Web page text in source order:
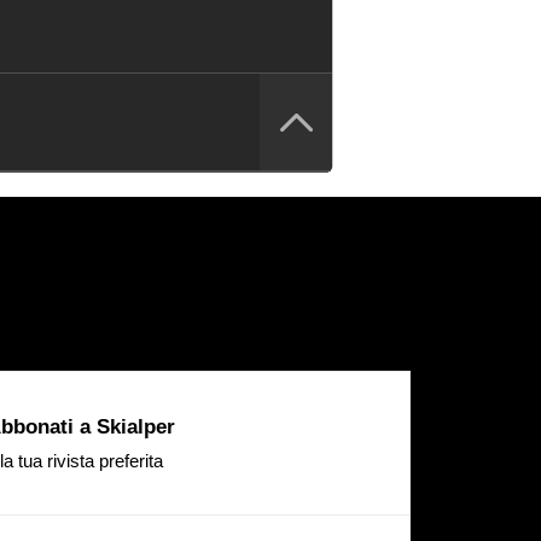
a Skialper
la tua rivista preferita